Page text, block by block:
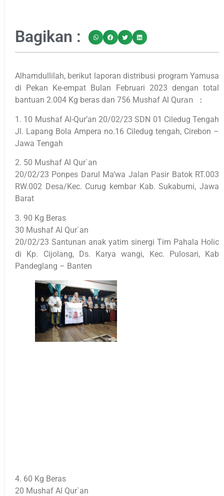
Bagikan :
Alhamdullilah, berikut laporan distribusi program Yamusa
di Pekan Ke-empat Bulan Februari 2023 dengan total
bantuan 2.004 Kg beras dan 756 Mushaf Al Quran :
1. 10 Mushaf Al-Qur’an 20/02/23 SDN 01 Ciledug Tengah
Jl. Lapang Bola Ampera no.16 Ciledug tengah, Cirebon –
Jawa Tengah
2. 50 Mushaf Al Qur`an
20/02/23 Ponpes Darul Ma’wa Jalan Pasir Batok RT.003
RW.002 Desa/Kec. Curug kembar Kab. Sukabumi, Jawa
Barat
3. 90 Kg Beras
30 Mushaf Al Qur`an
20/02/23 Santunan anak yatim sinergi Tim Pahala Holic
di Kp. Cijolang, Ds. Karya wangi, Kec. Pulosari, Kab
Pandeglang – Banten
4. 60 Kg Beras
20 Mushaf Al Qur`an